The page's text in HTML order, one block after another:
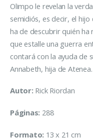
Olimpo le revelan la
semidiós, es decir, el
ha de descubrir quién
que estalle una guerra
contará con la ayuda de
Annabeth, hija de Atenea.
Autor: Rick Riordan
Páginas: 288
Formato: 13 x 21 cm